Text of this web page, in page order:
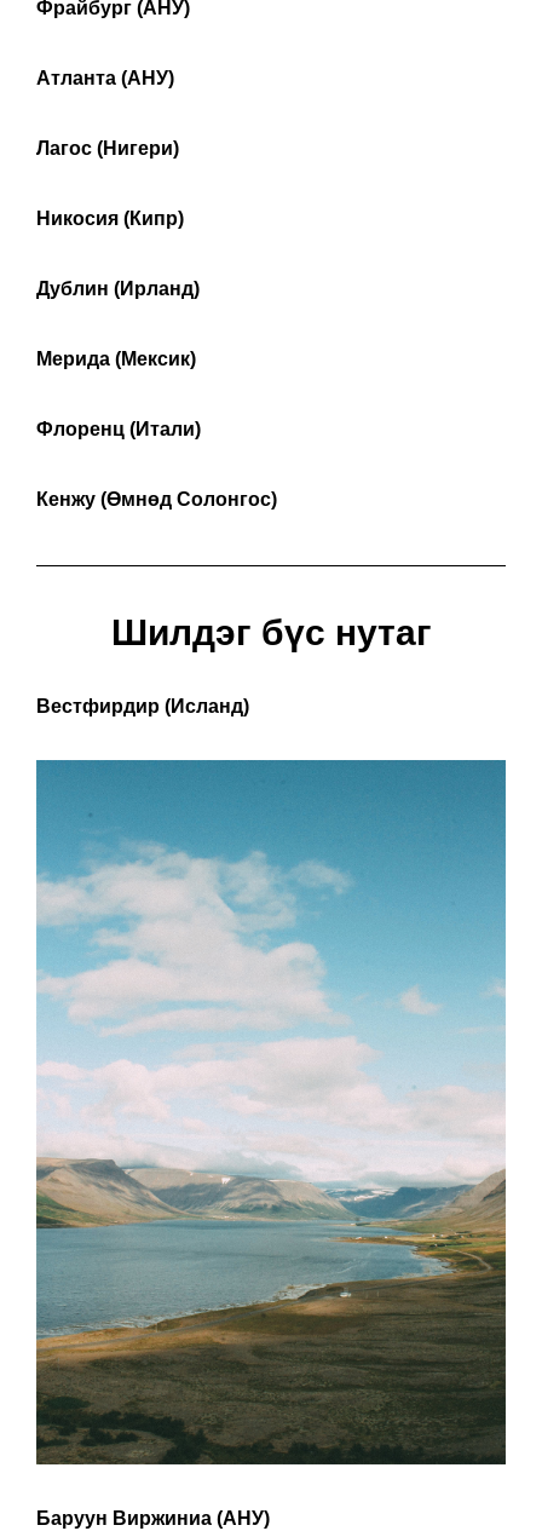
Фрайбург (АНУ)
Атланта (АНУ)
Лагос (Нигери)
Никосия (Кипр)
Дублин (Ирланд)
Мерида (Мексик)
Флоренц (Итали)
Кенжу (Өмнөд Солонгос)
Шилдэг бүс нутаг
Вестфирдир (Исланд)
Баруун Виржиниа (АНУ)